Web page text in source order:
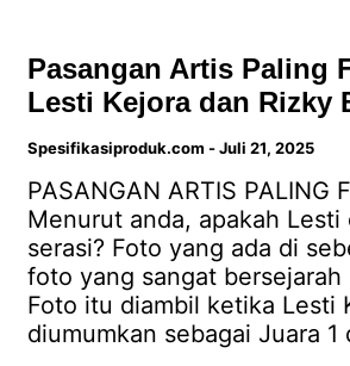
Pasangan Artis Paling
Lesti Kejora dan Rizky
Spesifikasiproduk.com -Juli 21, 2025
PASANGAN ARTIS PALING
Menurut anda, apakah Lesti
serasi? Foto yang ada di
foto yang sangat bersejarah
Foto itu diambil ketika Lesti
diumumkan sebagai Juara 1